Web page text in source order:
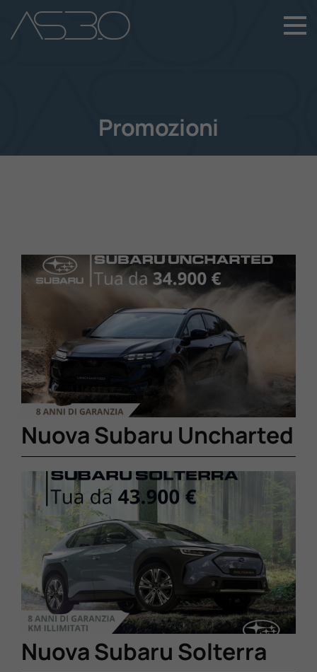
+39 049 899 4411
Auto Usate
Novità Sui Nostri Veicoli
Lavora Con Noi
Contattaci
Promozioni
Nuova Subaru Uncharted
Nuova Subaru Solterra